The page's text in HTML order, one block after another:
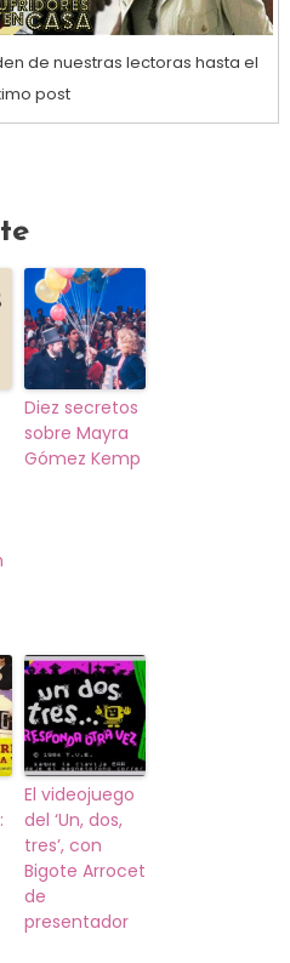
de nuestras lectoras hasta el
post
Diez secretos
sobre Mayra
Gómez Kemp
El videojuego
del ‘Un, dos,
tres’, con
Bigote Arrocet
de
presentador